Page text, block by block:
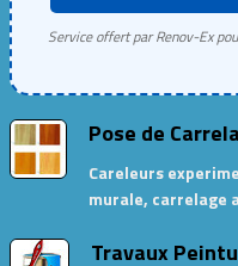
Service offert par Renov-Ex
Pose de
Careleurs
murale, carrelage
Travaux